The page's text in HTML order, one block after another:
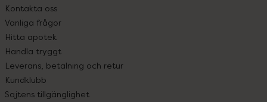
Kontakta oss
Vanliga frågor
Hitta apotek
Handla tryggt
Leverans, betalning och retur
Kundklubb
Sajtens tillgänglighet